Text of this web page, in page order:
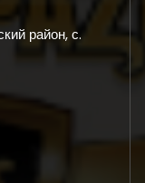
район, с.